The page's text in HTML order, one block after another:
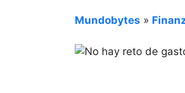
Mundobytes »